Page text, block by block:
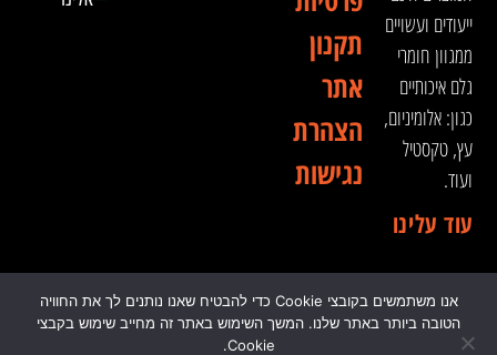
ייעודים ועשויים
ממגוון חומרי
גלם איכותיים
כגון: אלומיניום,
עץ, טקסטיל
ועוד.
עוד עלינו
תקנון
אתר
הצהרת
נגישות
© 2024 כל הזכויות שמורות לדה וינצ'י - הסדנא לאבזור
רכבי שטח
אנו משתמשים בקובצי Cookie כדי להבטיח שאנו נותנים לך את החוויה
הטובה ביותר באתר שלנו. המשך השימוש באתר זה מחייב שימוש בקבצי
Cookie.